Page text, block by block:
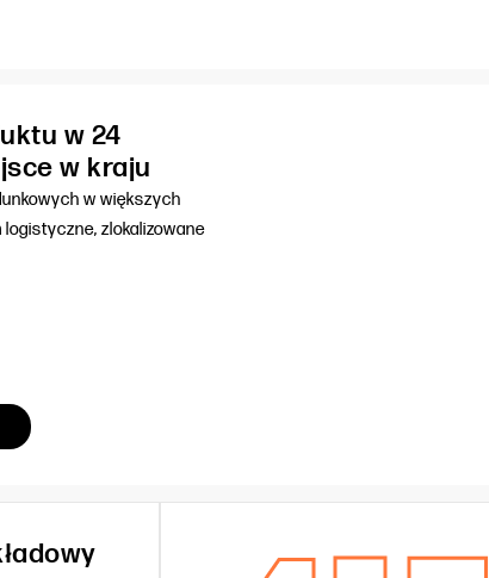
w 24
w kraju
w większych
zlokalizowane